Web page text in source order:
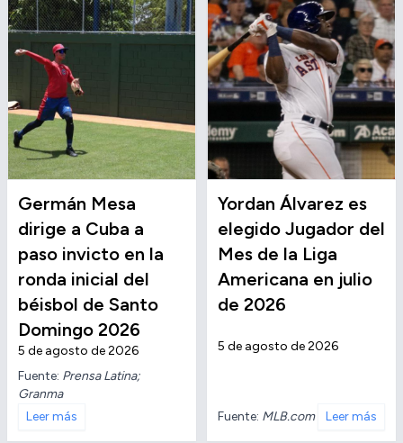
Germán Mesa
dirige a Cuba a
paso invicto en la
ronda inicial del
béisbol de Santo
Domingo 2026
5 de agosto de 2026
Fuente: Prensa Latina;
Granma
Leer más
Yordan Álvarez es
elegido Jugador del
Mes de la Liga
Americana en julio
de 2026
5 de agosto de 2026
Fuente: MLB.com Leer más